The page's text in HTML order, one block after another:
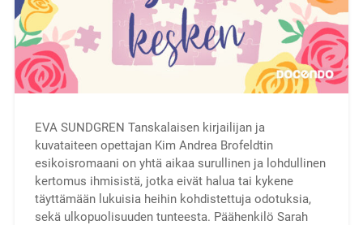
EVA SUNDGREN Tanskalaisen kirjailijan ja
kuvataiteen opettajan Kim Andrea Brofeldtin
esikoisromaani on yhtä aikaa surullinen ja lohdullinen
kertomus ihmisistä, jotka eivät halua tai kykene
täyttämään lukuisia heihin kohdistettuja odotuksia,
sekä ulkopuolisuuden tunteesta. Päähenkilö Sarah